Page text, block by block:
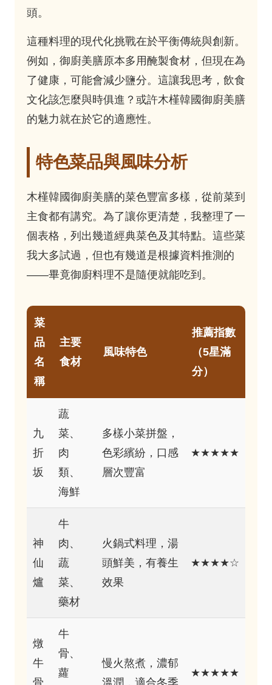
頭。
這種料理的現代化挑戰在於平衡傳統與創新。
例如，御廚美膳原本多用醃製食材，但現在為
了健康，可能會減少鹽分。這讓我思考，飲食
文化該怎麼與時俱進？或許木槿韓國御廚美膳
的魅力就在於它的適應性。
特色菜品與風味分析
木槿韓國御廚美膳的菜色豐富多樣，從前菜到
主食都有講究。為了讓你更清楚，我整理了一
個表格，列出幾道經典菜色及其特點。這些菜
我大多試過，但也有幾道是根據資料推測的
——畢竟御廚料理不是隨便就能吃到。
菜
品
名
稱
主要
食材
風味特色
推薦指數
（5星滿
分）
九
折
坂
蔬
菜、
肉
類、
海鮮
多樣小菜拼盤，
色彩繽紛，口感
層次豐富
★★★★★
神
仙
爐
牛
肉、
蔬
菜、
藥材
火鍋式料理，湯
頭鮮美，有養生
效果
★★★★☆
燉
牛
骨
牛
骨、
蘿
慢火熬煮，濃郁
溫潤，適合冬季
★★★★★